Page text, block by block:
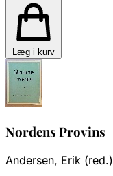
Læg i kurv
Nordens Provins
Andersen, Erik (red.)